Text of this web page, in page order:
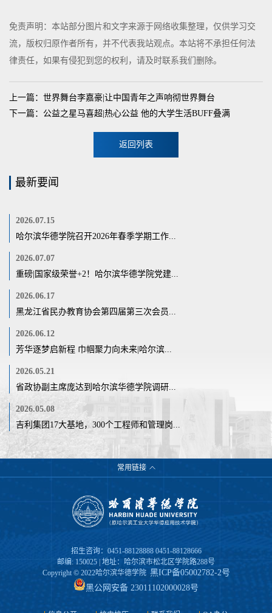
免责声明：本站部分图片和文字来源于网络收集整理，仅供学习交
流，版权归原作者所有，并不代表我站观点。本站将不承担任何法
律责任，如果有侵犯到您的权利，请及时联系我们删除。
上一篇：世界舞台李嘉豪|让中国青年之声响彻世界舞台
下一篇：公益之星马喜超|热心公益 他的大学生活BUFF叠满
返回列表
最新要闻
2026.07.15
哈尔滨华德学院召开2026年春季学期工作...
2026.07.07
重磅|国家级荣誉+2！哈尔滨华德学院党建...
2026.06.17
黑龙江省民办教育协会第四届第三次会员...
2026.06.12
芳华逐梦启新程 巾帼聚力向未来|哈尔滨...
2026.05.21
省政协副主席庞达到哈尔滨华德学院调研...
2026.05.08
吉利集团17大基地，300个工程师和管理岗...
常用链接
招生咨询：0451-88128888 0451-88128666
邮编: 150025 | 地址：哈尔滨市松北区学院路288号
Copyright © 2022哈尔滨华德学院 黑ICP备05002782-2号
黑公网安备 23011102000028号